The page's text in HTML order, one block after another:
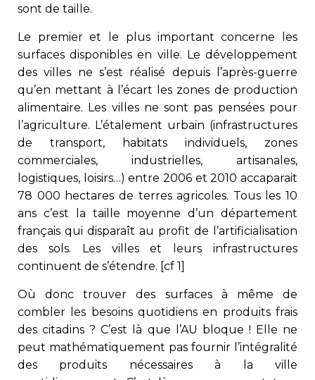
sont de taille.
Le premier et le plus important concerne les
surfaces disponibles en ville. Le développement
des villes ne s’est réalisé depuis l’après-guerre
qu’en mettant à l’écart les zones de production
alimentaire. Les villes ne sont pas pensées pour
l’agriculture. L’étalement urbain (infrastructures
de transport, habitats individuels, zones
commerciales, industrielles, artisanales,
logistiques, loisirs…) entre 2006 et 2010 accaparait
78 000 hectares de terres agricoles. Tous les 10
ans c’est la taille moyenne d’un département
français qui disparaît au profit de l’artificialisation
des sols. Les villes et leurs infrastructures
continuent de s’étendre. [cf 1]
Où donc trouver des surfaces à même de
combler les besoins quotidiens en produits frais
des citadins ? C’est là que l’AU bloque ! Elle ne
peut mathématiquement pas fournir l’intégralité
des produits nécessaires à la ville